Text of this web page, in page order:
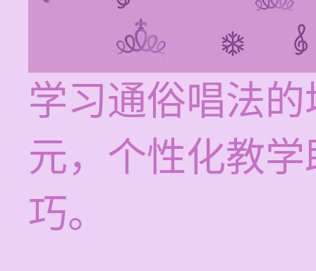
学习通俗唱法
元，个性化教
巧。